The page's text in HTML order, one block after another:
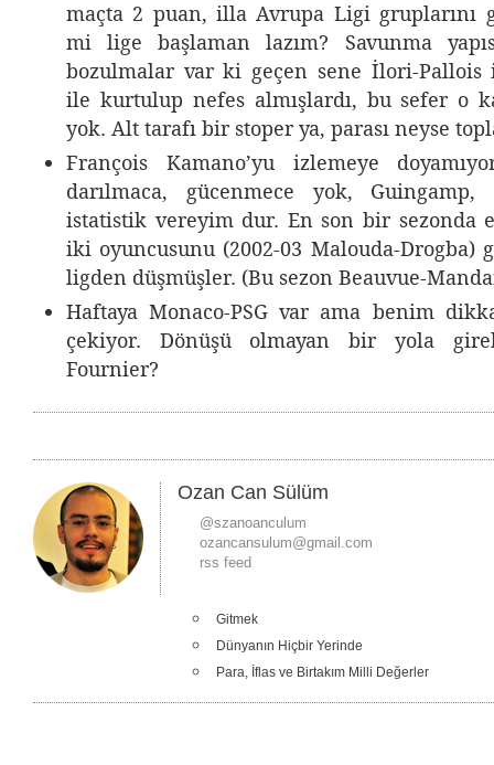
maçta 2 puan, illa Avrupa Ligi gruplarını
mi lige başlaman lazım? Savunma
bozulmalar var ki geçen sene İlori-Pallois
ile kurtulup nefes almışlardı, bu sefer o
yok. Alt tarafı bir stoper ya, parası neyse
François Kamano’yu izlemeye
darılmaca, gücenmece yok, Guingamp,
istatistik vereyim dur. En son bir sezonda
iki oyuncusunu (2002-03 Malouda-Drogba)
ligden düşmüşler. (Bu sezon Beauvue-
Haftaya Monaco-PSG var ama benim
çekiyor. Dönüşü olmayan bir yola
Fournier?
Ozan Can Sülüm
@szanoanculum
ozancansulum@gmail.com
rss feed
Gitmek
Dünyanın Hiçbir Yerinde
Para, İflas ve Birtakım Milli Değerler